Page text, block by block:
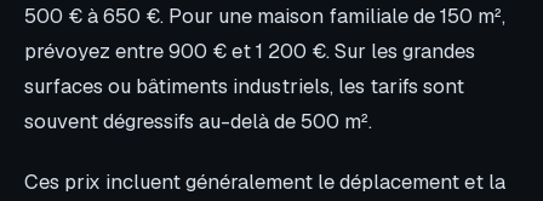
500 € à 650 €. Pour une maison familiale de 150 m²,
prévoyez entre 900 € et 1 200 €. Sur les grandes
surfaces ou bâtiments industriels, les tarifs sont
souvent dégressifs au-delà de 500 m².
Ces prix incluent généralement le déplacement et la